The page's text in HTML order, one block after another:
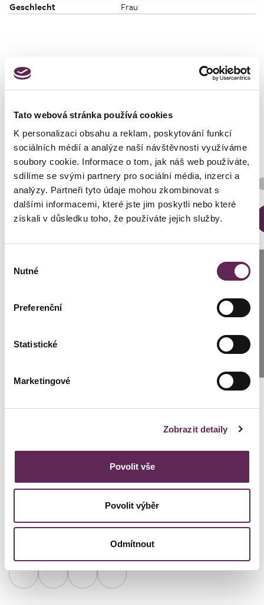
Tato webová stránka používá cookies
K personalizaci obsahu a reklam, poskytování funkcí
sociálních médií a analýze naší návštěvnosti využíváme
soubory cookie. Informace o tom, jak náš web používáte,
sdílíme se svými partnery pro sociální média, inzerci a
analýzy. Partneři tyto údaje mohou zkombinovat s
dalšími informacemi, které jste jim poskytli nebo které
získali v důsledku toho, že používáte jejich služby.
souhlasu
Nutné
Preferenční
Statistické
Marketingové
Zobrazit detaily
Povolit vše
Povolit výběr
Odmítnout
Geschlecht Frau
Fotos vorher und nachher
Der behandelnde Arzt
MUDr. Peter Ondrejka
DETAILS DER VERWANDLUNG
persönlichen Koordinator
Brünn: +420 776 279 454